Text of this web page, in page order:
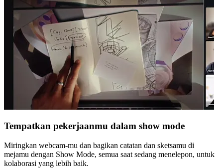
Tempatkan pekerjaanmu dalam show mode
Miringkan webcam-mu dan bagikan catatan dan sketsamu di
mejamu dengan Show Mode, semua saat sedang menelepon, untuk
kolaborasi yang lebih baik.